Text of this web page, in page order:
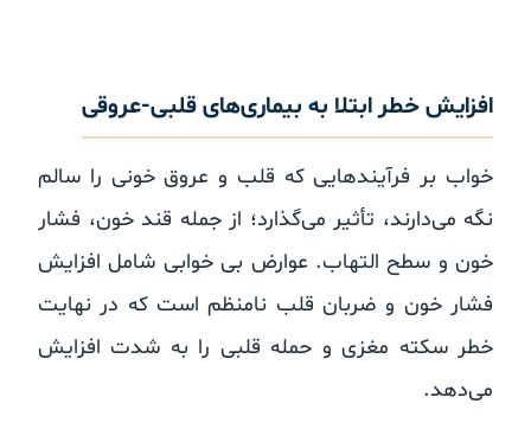
افزایش خطر ابتلا به بیماری‌های قلبی-عروقی
خواب بر فرآیندهایی که قلب و عروق خونی را سالم
نگه می‌دارند، تأثیر می‌گذارد؛ از جمله قند خون، فشار
خون و سطح التهاب. عوارض بی خوابی شامل افزایش
فشار خون و ضربان قلب نامنظم است که در نهایت
خطر سکته مغزی و حمله قلبی را به شدت افزایش
می‌دهد.